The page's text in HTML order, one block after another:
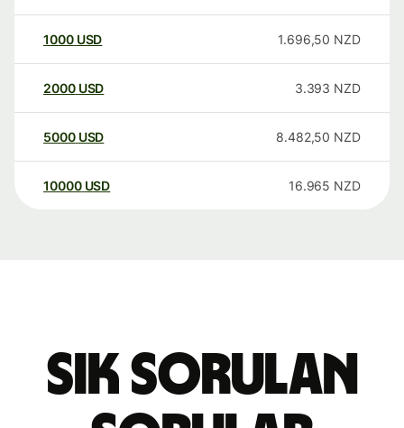
1000 USD 1.696,50 NZD
2000 USD 3.393 NZD
5000 USD 8.482,50 NZD
10000 USD 16.965 NZD
Sık sorulan